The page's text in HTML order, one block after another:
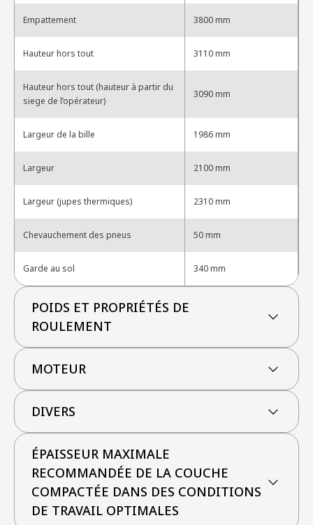
Empattement 3800 mm
Hauteur hors tout 3110 mm
Hauteur hors tout (hauteur à partir du
siege de l’opérateur)
3090 mm
Largeur de la bille 1986 mm
Largeur 2100 mm
Largeur (jupes thermiques) 2310 mm
Chevauchement des pneus 50 mm
Garde au sol 340 mm
POIDS ET PROPRIÉTÉS DE
ROULEMENT
MOTEUR
DIVERS
ÉPAISSEUR MAXIMALE
RECOMMANDÉE DE LA COUCHE
COMPACTÉE DANS DES CONDITIONS
DE TRAVAIL OPTIMALES